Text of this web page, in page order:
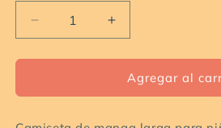
Reducir
cantidad
para
infantil
Aumentar
cantidad
para
Camiseta
infantil
Agregar al